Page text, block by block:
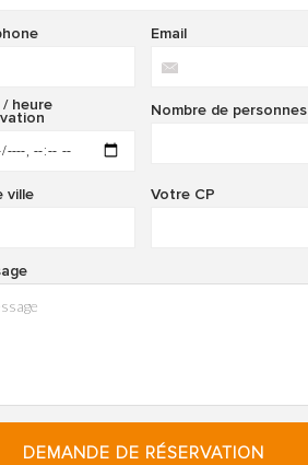
Email
Nombre de personnes
heure
Votre CP
ville
DEMANDE DE RÉSERVATION